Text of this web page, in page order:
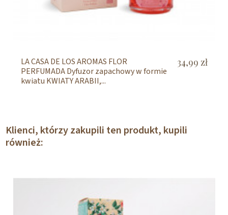
LA CASA DE LOS AROMAS FLOR
PERFUMADA Dyfuzor zapachowy w formie
kwiatu KWIATY ARABII,...
34,99 zł
Klienci, którzy zakupili ten produkt, kupili
również: